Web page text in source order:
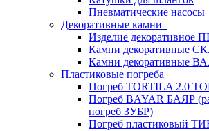
Пневматические насосы
Декоративные камни
Изделие декоративное
Камни декоративные
Камни декоративные
Пластиковые погреба
Погреб TORTILA 2.0
Погреб BAYAR БАЯР
погреб ЗУБР)
Погреб пластиковый